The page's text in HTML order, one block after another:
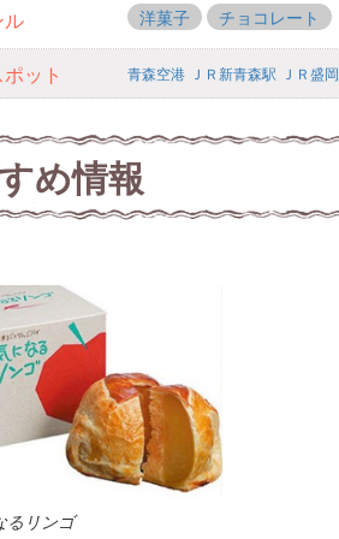
ル 洋菓子 チョコレート
ット 青森空港 ＪＲ新青森駅 ＪＲ盛
め情報
るリンゴ